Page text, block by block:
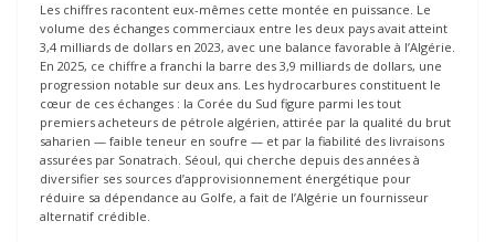
Les chiffres racontent eux-mêmes cette montée en puissance. Le
volume des échanges commerciaux entre les deux pays avait atteint
3,4 milliards de dollars en 2023, avec une balance favorable à l’Algérie.
En 2025, ce chiffre a franchi la barre des 3,9 milliards de dollars, une
progression notable sur deux ans. Les hydrocarbures constituent le
cœur de ces échanges : la Corée du Sud figure parmi les tout
premiers acheteurs de pétrole algérien, attirée par la qualité du brut
saharien — faible teneur en soufre — et par la fiabilité des livraisons
assurées par Sonatrach. Séoul, qui cherche depuis des années à
diversifier ses sources d’approvisionnement énergétique pour
réduire sa dépendance au Golfe, a fait de l’Algérie un fournisseur
alternatif crédible.